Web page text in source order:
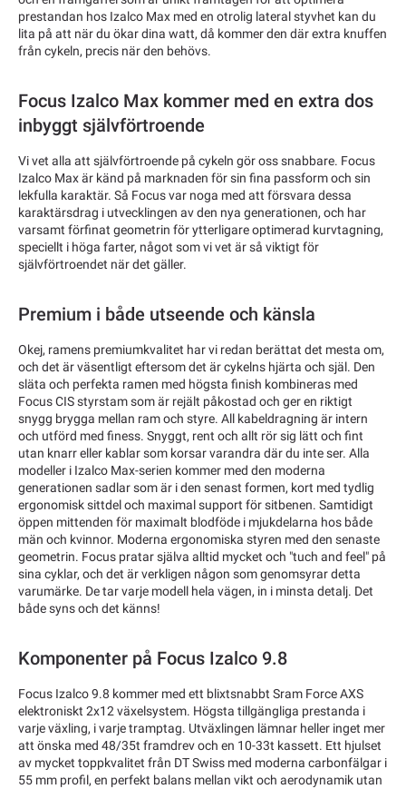
prestandan hos Izalco Max med en otrolig lateral styvhet kan du
lita på att när du ökar dina watt, då kommer den där extra knuffen
från cykeln, precis när den behövs.
Focus Izalco Max kommer med en extra dos
inbyggt självförtroende
Vi vet alla att självförtroende på cykeln gör oss snabbare. Focus
Izalco Max är känd på marknaden för sin fina passform och sin
lekfulla karaktär. Så Focus var noga med att försvara dessa
karaktärsdrag i utvecklingen av den nya generationen, och har
varsamt förfinat geometrin för ytterligare optimerad kurvtagning,
speciellt i höga farter, något som vi vet är så viktigt för
självförtroendet när det gäller.
Premium i både utseende och känsla
Okej, ramens premiumkvalitet har vi redan berättat det mesta om,
och det är väsentligt eftersom det är cykelns hjärta och själ. Den
släta och perfekta ramen med högsta finish kombineras med
Focus CIS styrstam som är rejält påkostad och ger en riktigt
snygg brygga mellan ram och styre. All kabeldragning är intern
och utförd med finess. Snyggt, rent och allt rör sig lätt och fint
utan knarr eller kablar som korsar varandra där du inte ser. Alla
modeller i Izalco Max-serien kommer med den moderna
generationen sadlar som är i den senast formen, kort med tydlig
ergonomisk sittdel och maximal support för sitbenen. Samtidigt
öppen mittenden för maximalt blodföde i mjukdelarna hos både
män och kvinnor. Moderna ergonomiska styren med den senaste
geometrin. Focus pratar själva alltid mycket och "tuch and feel" på
sina cyklar, och det är verkligen någon som genomsyrar detta
varumärke. De tar varje modell hela vägen, in i minsta detalj. Det
både syns och det känns!
Komponenter på Focus Izalco 9.8
Focus Izalco 9.8 kommer med ett blixtsnabbt Sram Force AXS
elektroniskt 2x12 växelsystem. Högsta tillgängliga prestanda i
varje växling, i varje tramptag. Utväxlingen lämnar heller inget mer
att önska med 48/35t framdrev och en 10-33t kassett. Ett hjulset
av mycket toppkvalitet från DT Swiss med moderna carbonfälgar i
55 mm profil, en perfekt balans mellan vikt och aerodynamik utan